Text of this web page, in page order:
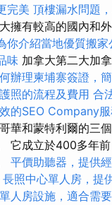
完美 頂樓漏水問題
擁有較高的國內和
你介紹當地優質搬家
味 加拿大第二大加
辦理柬埔寨簽證，
照的流程及費用 合
的SEO Company
華和蒙特利爾的三
它成立於400多年
平價助聽器，提供
長照中心單人房，提
人房設施，適合需